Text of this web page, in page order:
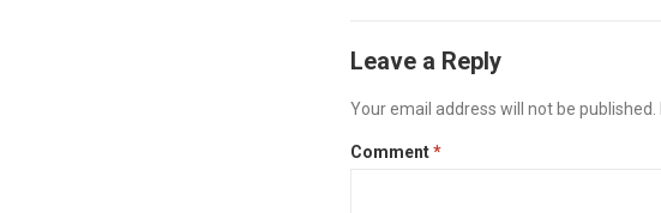
Leave a Reply
Your email address will not be published.
Comment*